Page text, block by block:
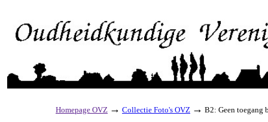
Homepage OVZ → Collectie Foto's OVZ → B2: Geen toegang